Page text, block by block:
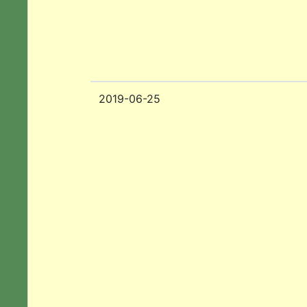
2019-06-25